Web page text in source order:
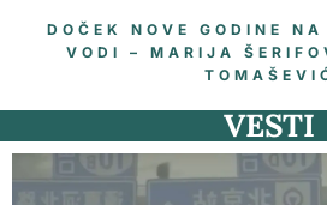
DOČEK NOVE GODINE NA
VODI – MARIJA
VESTI